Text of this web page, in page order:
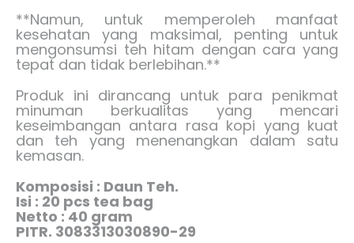
**Namun, untuk memperoleh manfaat
kesehatan yang maksimal, penting untuk
mengonsumsi teh hitam dengan cara yang
tepat dan tidak berlebihan.**
Produk ini dirancang untuk para penikmat
minuman berkualitas yang mencari
keseimbangan antara rasa kopi yang kuat
dan teh yang menenangkan dalam satu
kemasan.
Komposisi : Daun Teh.
Isi : 20 pcs tea bag
Netto : 40 gram
PITR. 3083313030890-29